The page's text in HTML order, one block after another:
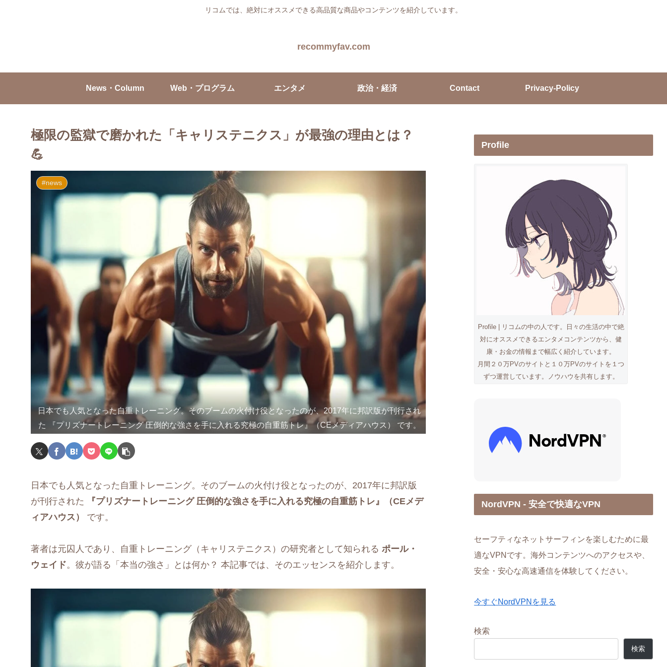
リコムでは、絶対にオススメできる高品質な商品やコンテンツを紹介しています。
recommyfav.com
News・Column Web・プログラム エンタメ 政治・経済 Contact Privacy-Policy
極限の監獄で磨かれた「キャリステニクス」が最強の理由とは？
💪
#news
日本でも人気となった自重トレーニング。そのブームの火付け役となったのが、2017年に邦訳版が刊行され
た 『プリズナートレーニング 圧倒的な強さを手に入れる究極の自重筋トレ』（CEメディアハウス） です。
日本でも人気となった自重トレーニング。そのブームの火付け役となったのが、2017年に邦訳版
が刊行された
『プリズナートレーニング 圧倒的な強さを手に入れる究極の自重筋トレ』（CEメデ
ィアハウス）
です。
著者は元囚人であり、自重トレーニング（キャリステニクス）の研究者として知られる ポール・
ウェイド。彼が語る「本当の強さ」とは何か？ 本記事では、そのエッセンスを紹介します。
Profile
Profile | リコムの中の人です。日々の生活の中で絶
対にオススメできるエンタメコンテンツから、健
康・お金の情報まで幅広く紹介しています。
月間２０万PVのサイトと１０万PVのサイトを１つ
ずつ運営しています。ノウハウを共有します。
NordVPN - 安全で快適なVPN
セーフティなネットサーフィンを楽しむために最
適なVPNです。海外コンテンツへのアクセスや、
安全・安心な高速通信を体験してください。
今すぐNordVPNを見る
検索
検索